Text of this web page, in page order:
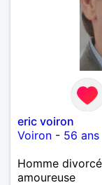
eric voiron
Voiron - 56 ans
Homme
amoureuse